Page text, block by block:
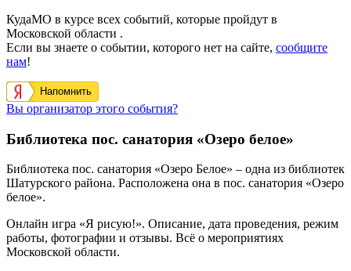
КудаМО в курсе всех событий, которые пройдут в
Московской области .
Если вы знаете о событии, которого нет на сайте, сообщите
нам!
Напомнить
Вы организатор этого события?
Библиотека пос. санатория «Озеро белое»
Библиотека пос. санатория «Озеро Белое» – одна из библиотек
Шатурского района. Расположена она в пос. санатория «Озеро
белое».
Онлайн игра «Я рисую!». Описание, дата проведения, режим
работы, фотографии и отзывы. Всё о мероприятиях
Московской области.